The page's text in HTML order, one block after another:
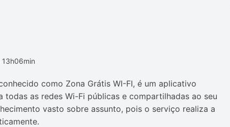
como Zona Grátis WI-FI, é um aplicativo
as redes Wi-Fi públicas e compartilhadas ao seu
vasto sobre assunto, pois o serviço realiza a